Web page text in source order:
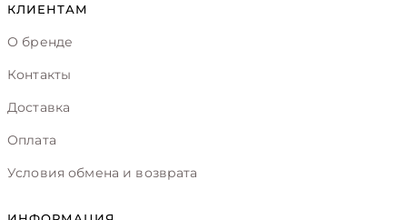
КЛИЕНТАМ
О бренде
Контакты
Доставка
Оплата
Условия обмена и возврата